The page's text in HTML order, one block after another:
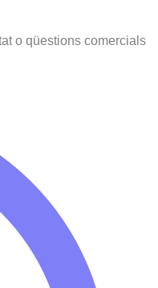
o qüestions comercials